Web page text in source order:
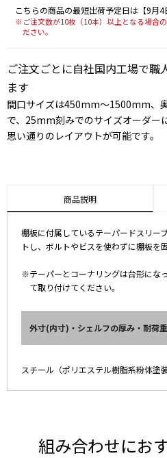
こちらの商品の最短出荷予定日は【9月4
※ご注文数が10枚（10本）以上となる場合
ださい。
ご注文ごとに自社国内工場で職
ます
間口サイズは450mm～1500mm、
で、25mm刻みでのサイズオーダー
思い通りのレイアウトが可能です。
商品説明
棚板に付属しているテーパードスリー
トし、ボルトやビスを使わずに棚板を
※テーパーとコーナリングは台形にな
て取り付けてください。
外寸(内寸)・シェルフの厚み・耐荷
スチール（ポリエステル樹脂系粉体塗
組み合わせにお